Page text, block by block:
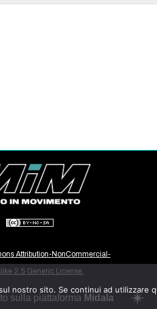
Attribution-NonCommercial-
2.5 Generic License.
sulla piattaforma Midala
nostro sito. Se continui ad utilizzare